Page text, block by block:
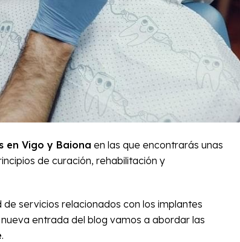
en Vigo y Baiona en las que encontrarás unas
de curación, rehabilitación y
servicios relacionados con los implantes
entrada del blog vamos a abordar las
.